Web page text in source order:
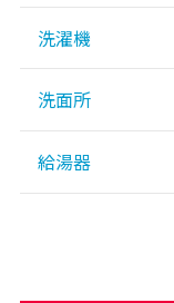
洗濯機
洗面所
給湯器